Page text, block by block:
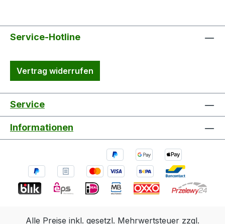
Service-Hotline
Vertrag widerrufen
Service
Informationen
Alle Preise inkl. gesetzl. Mehrwertsteuer zzgl.